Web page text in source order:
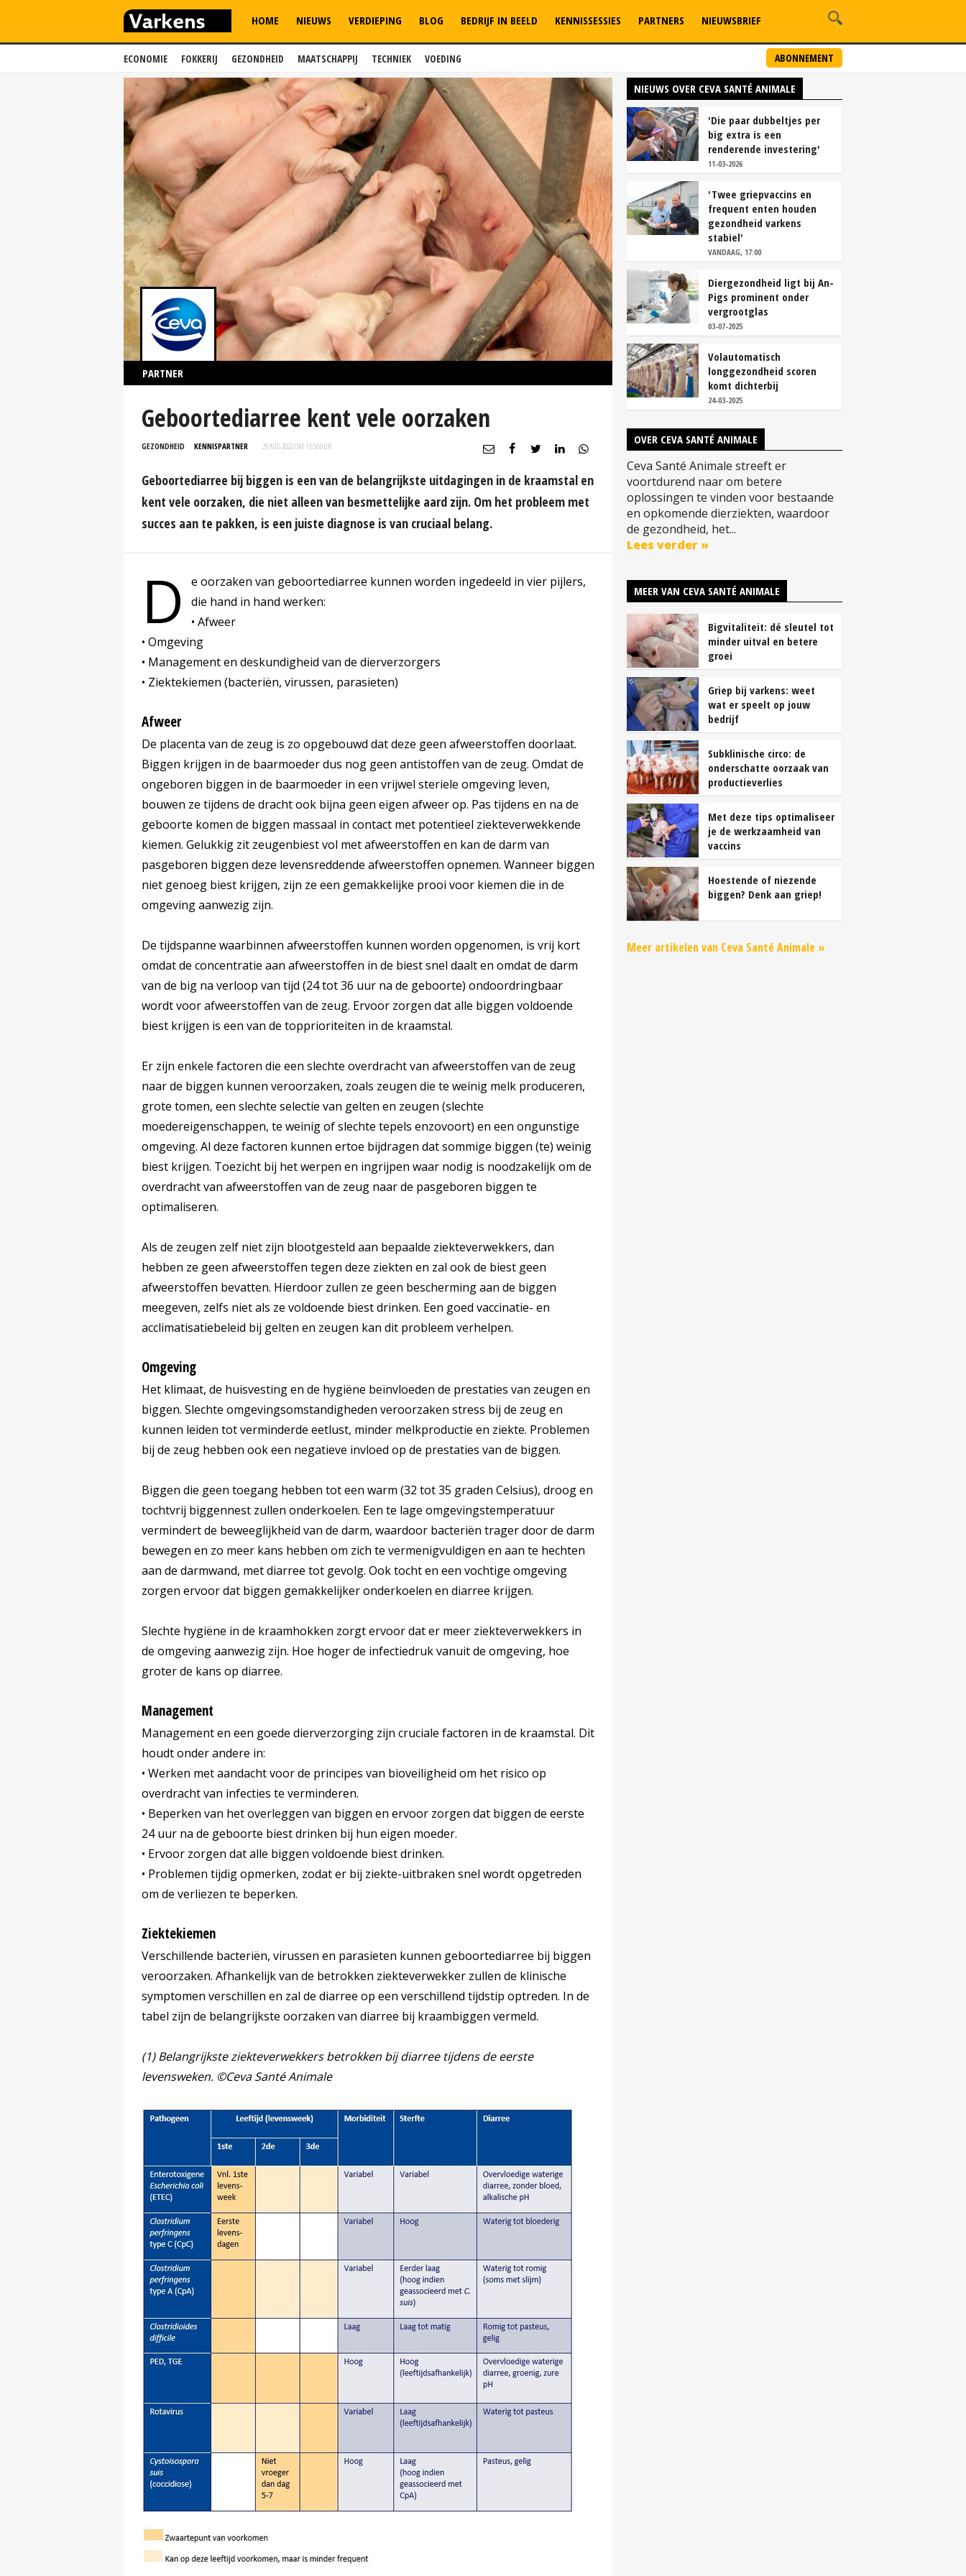
ECONOMIE FOKKERIJ GEZONDHEID MAATSCHAPPIJ TECHNIEK VOEDING ABONNEMENT
HOME NIEUWS VERDIEPING BLOG BEDRIJF IN BEELD KENNISSESSIES PARTNERS NIEUWSBRIEF
PARTNER
Geboortediarree kent vele oorzaken
GEZONDHEID KENNISPARTNER 29 AUG 2022 OM 13:50UUR
Geboortediarree bij biggen is een van de belangrijkste uitdagingen in de kraamstal en
kent vele oorzaken, die niet alleen van besmettelijke aard zijn. Om het probleem met
succes aan te pakken, is een juiste diagnose is van cruciaal belang.
D
e oorzaken van geboortediarree kunnen worden ingedeeld in vier pijlers,
die hand in hand werken:
• Afweer
• Omgeving
• Management en deskundigheid van de dierverzorgers
• Ziektekiemen (bacteriën, virussen, parasieten)
Afweer
De placenta van de zeug is zo opgebouwd dat deze geen afweerstoffen doorlaat.
Biggen krijgen in de baarmoeder dus nog geen antistoffen van de zeug. Omdat de
ongeboren biggen in de baarmoeder in een vrijwel steriele omgeving leven,
bouwen ze tijdens de dracht ook bijna geen eigen afweer op. Pas tijdens en na de
geboorte komen de biggen massaal in contact met potentieel ziekteverwekkende
kiemen. Gelukkig zit zeugenbiest vol met afweerstoffen en kan de darm van
pasgeboren biggen deze levensreddende afweerstoffen opnemen. Wanneer biggen
niet genoeg biest krijgen, zijn ze een gemakkelijke prooi voor kiemen die in de
omgeving aanwezig zijn.
De tijdspanne waarbinnen afweerstoffen kunnen worden opgenomen, is vrij kort
omdat de concentratie aan afweerstoffen in de biest snel daalt en omdat de darm
van de big na verloop van tijd (24 tot 36 uur na de geboorte) ondoordringbaar
wordt voor afweerstoffen van de zeug. Ervoor zorgen dat alle biggen voldoende
biest krijgen is een van de topprioriteiten in de kraamstal.
Er zijn enkele factoren die een slechte overdracht van afweerstoffen van de zeug
naar de biggen kunnen veroorzaken, zoals zeugen die te weinig melk produceren,
grote tomen, een slechte selectie van gelten en zeugen (slechte
moedereigenschappen, te weinig of slechte tepels enzovoort) en een ongunstige
omgeving. Al deze factoren kunnen ertoe bijdragen dat sommige biggen (te) weinig
biest krijgen. Toezicht bij het werpen en ingrijpen waar nodig is noodzakelijk om de
overdracht van afweerstoffen van de zeug naar de pasgeboren biggen te
optimaliseren.
Als de zeugen zelf niet zijn blootgesteld aan bepaalde ziekteverwekkers, dan
hebben ze geen afweerstoffen tegen deze ziekten en zal ook de biest geen
afweerstoffen bevatten. Hierdoor zullen ze geen bescherming aan de biggen
meegeven, zelfs niet als ze voldoende biest drinken. Een goed vaccinatie- en
acclimatisatiebeleid bij gelten en zeugen kan dit probleem verhelpen.
Omgeving
Het klimaat, de huisvesting en de hygiëne beïnvloeden de prestaties van zeugen en
biggen. Slechte omgevingsomstandigheden veroorzaken stress bij de zeug en
kunnen leiden tot verminderde eetlust, minder melkproductie en ziekte. Problemen
bij de zeug hebben ook een negatieve invloed op de prestaties van de biggen.
Biggen die geen toegang hebben tot een warm (32 tot 35 graden Celsius), droog en
tochtvrij biggennest zullen onderkoelen. Een te lage omgevingstemperatuur
vermindert de beweeglijkheid van de darm, waardoor bacteriën trager door de darm
bewegen en zo meer kans hebben om zich te vermenigvuldigen en aan te hechten
aan de darmwand, met diarree tot gevolg. Ook tocht en een vochtige omgeving
zorgen ervoor dat biggen gemakkelijker onderkoelen en diarree krijgen.
Slechte hygiëne in de kraamhokken zorgt ervoor dat er meer ziekteverwekkers in
de omgeving aanwezig zijn. Hoe hoger de infectiedruk vanuit de omgeving, hoe
groter de kans op diarree.
Management
Management en een goede dierverzorging zijn cruciale factoren in de kraamstal. Dit
houdt onder andere in:
• Werken met aandacht voor de principes van bioveiligheid om het risico op
overdracht van infecties te verminderen.
• Beperken van het overleggen van biggen en ervoor zorgen dat biggen de eerste
24 uur na de geboorte biest drinken bij hun eigen moeder.
• Ervoor zorgen dat alle biggen voldoende biest drinken.
• Problemen tijdig opmerken, zodat er bij ziekte-uitbraken snel wordt opgetreden
om de verliezen te beperken.
Ziektekiemen
Verschillende bacteriën, virussen en parasieten kunnen geboortediarree bij biggen
veroorzaken. Afhankelijk van de betrokken ziekteverwekker zullen de klinische
symptomen verschillen en zal de diarree op een verschillend tijdstip optreden. In de
tabel zijn de belangrijkste oorzaken van diarree bij kraambiggen vermeld.
(1) Belangrijkste ziekteverwekkers betrokken bij diarree tijdens de eerste
levensweken. ©Ceva Santé Animale
NIEUWS OVER CEVA SANTÉ ANIMALE
'Die paar dubbeltjes per
big extra is een
renderende investering'
11-03-2026
'Twee griepvaccins en
frequent enten houden
gezondheid varkens
stabiel'
VANDAAG, 17:00
Diergezondheid ligt bij An-
Pigs prominent onder
vergrootglas
03-07-2025
Volautomatisch
longgezondheid scoren
komt dichterbij
24-03-2025
OVER CEVA SANTÉ ANIMALE
Ceva Santé Animale streeft er
voortdurend naar om betere
oplossingen te vinden voor bestaande
en opkomende dierziekten, waardoor
de gezondheid, het...
Lees verder »
MEER VAN CEVA SANTÉ ANIMALE
Bigvitaliteit: dé sleutel tot
minder uitval en betere
groei
Griep bij varkens: weet
wat er speelt op jouw
bedrijf
Subklinische circo: de
onderschatte oorzaak van
productieverlies
Met deze tips optimaliseer
je de werkzaamheid van
vaccins
Hoestende of niezende
biggen? Denk aan griep!
Meer artikelen van Ceva Santé Animale »